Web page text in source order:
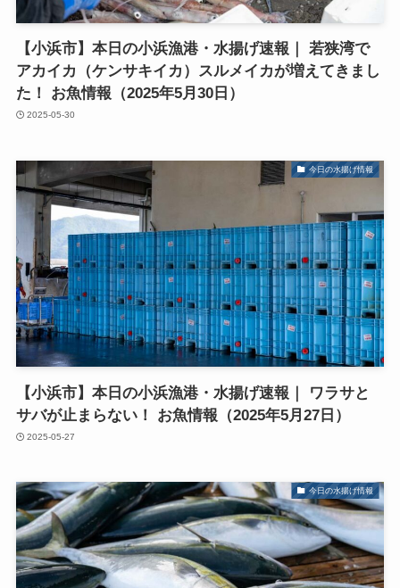
【小浜市】本日の小浜漁港・水揚げ速報｜ 若狭湾で
アカイカ（ケンサキイカ）スルメイカが増えてきまし
た！ お魚情報（2025年5月30日）
2025-05-30
今日の水揚げ情報
【小浜市】本日の小浜漁港・水揚げ速報｜ ワラサと
サバが止まらない！ お魚情報（2025年5月27日）
2025-05-27
今日の水揚げ情報